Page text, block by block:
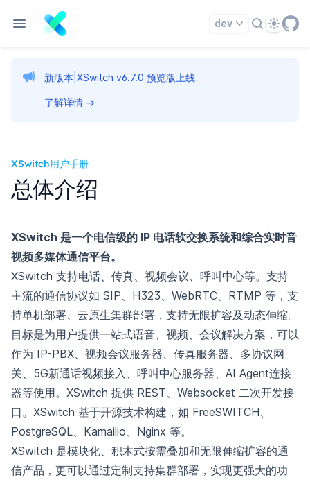
dev Theme
新版本|XSwitch v6.7.0 预览版上线
了解详情 →
XSwitch用户手册
总体介绍
XSwitch 是一个电信级的 IP 电话软交换系统和综合实时音
视频多媒体通信平台。
XSwitch 支持电话、传真、视频会议、呼叫中心等。支持
主流的通信协议如 SIP、H323、WebRTC、RTMP 等，支
持单机部署、云原生集群部署，支持无限扩容及动态伸缩。
目标是为用户提供一站式语音、视频、会议解决方案，可以
作为 IP-PBX、视频会议服务器、传真服务器、多协议网
关、5G新通话视频接入、呼叫中心服务器、AI Agent连接
器等使用。XSwitch 提供 REST、Websocket 二次开发接
口。XSwitch 基于开源技术构建，如 FreeSWITCH、
PostgreSQL、Kamailio、Nginx 等。
XSwitch 是模块化、积木式按需叠加和无限伸缩扩容的通
信产品，更可以通过定制支持集群部署，实现更强大的功